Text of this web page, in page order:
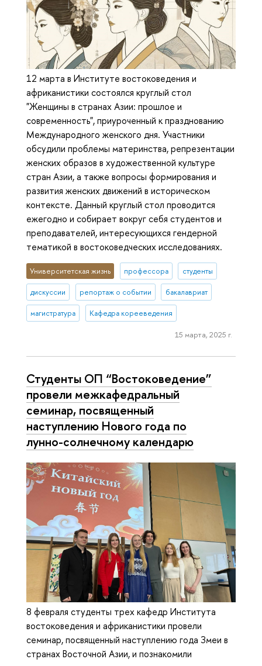
12 марта в Институте востоковедения и
африканистики состоялся круглый стол
"Женщины в странах Азии: прошлое и
современность", приуроченный к празднованию
Международного женского дня. Участники
обсудили проблемы материнства, репрезентации
женских образов в художественной культуре
стран Азии, а также вопросы формирования и
развития женских движений в историческом
контексте. Данный круглый стол проводится
ежегодно и собирает вокруг себя студентов и
преподавателей, интересующихся гендерной
тематикой в востоковедческих исследованиях.
Университетская жизнь профессора студенты
дискуссии репортаж о событии бакалавриат
магистратура Кафедра корееведения
15 марта, 2025 г.
Студенты ОП “Востоковедение”
провели межкафедральный
семинар, посвященный
наступлению Нового года по
лунно-солнечному календарю
8 февраля студенты трех кафедр Института
востоковедения и африканистики провели
семинар, посвященный наступлению года Змеи в
странах Восточной Азии, и познакомили